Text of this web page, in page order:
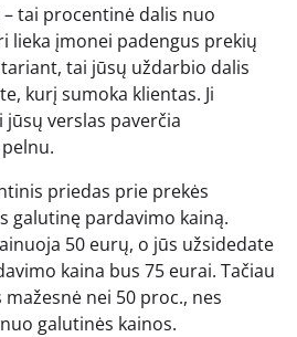
– tai procentinė dalis nuo
lieka įmonei padengus prekių
tai jūsų uždarbio dalis
kurį sumoka klientas. Ji
verslas paverčia
priedas prie prekės
galutinę pardavimo kainą.
50 eurų, o jūs užsidedate
kaina bus 75 eurai. Tačiau
nei 50 proc., nes
galutinės kainos.